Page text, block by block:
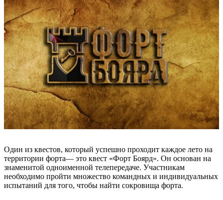
Один из квестов, который успешно проходит каждое лето на
территории форта— это квест «Форт Боярд». Он основан на
знаменитой одноименной телепередаче. Участникам
необходимо пройти множество командных и индивидуальных
испытаний для того, чтобы найти сокровища форта.